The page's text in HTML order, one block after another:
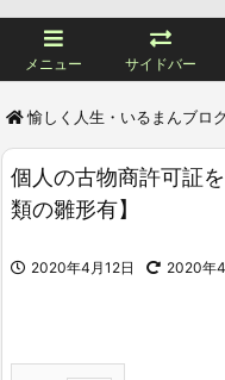
メニュー サイドバー
愉しく人生・いるまんブロ
個人の古物商許可証
類の雛形有】
2020年4月12日 2020年